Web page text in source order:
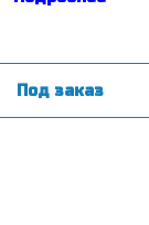
Под заказ